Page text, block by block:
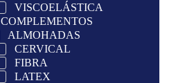
VISCOELÁSTICA
COMPLEMENTOS
ALMOHADAS
CERVICAL
FIBRA
LATEX